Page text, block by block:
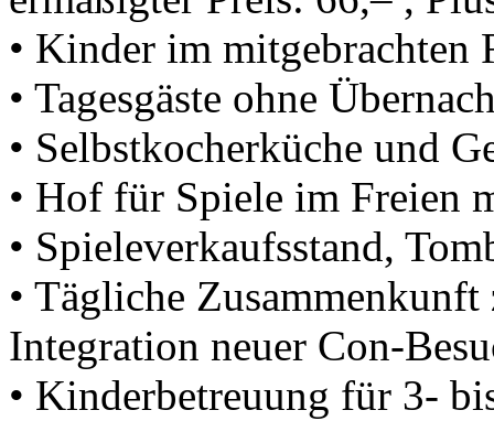
• Kinder im mitgebrachten
• Tagesgäste ohne
• Selbstkocherküche und
• Hof für Spiele im Freien
• Spieleverkaufsstand,
• Tägliche
Integration neuer Con-
• Kinderbetreuung für 3-